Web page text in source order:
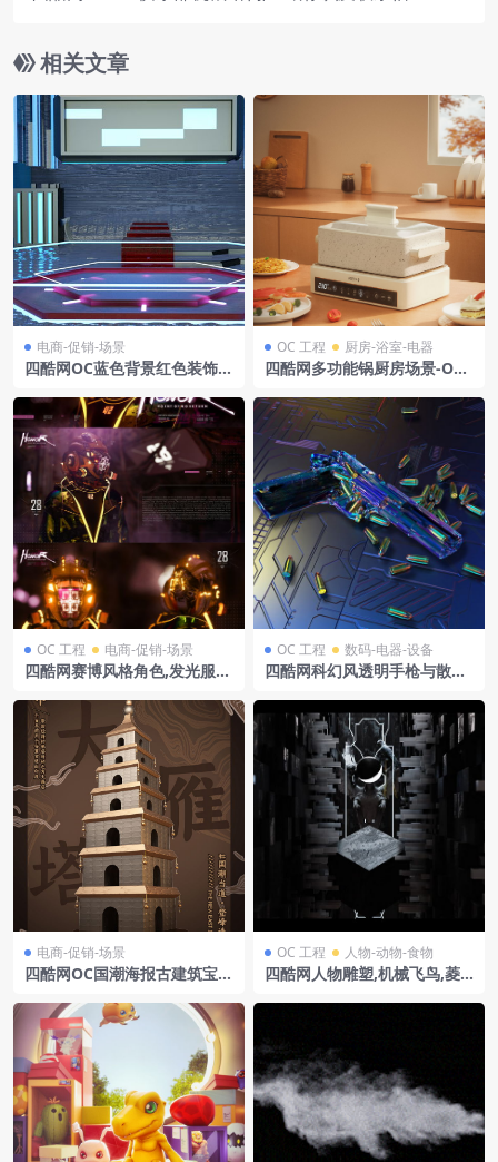
相关文章
电商-促销-场景
四酷网OC蓝色背景红色装饰区
OC 工程 厨房-浴室-电器
四酷网多功能锅厨房场景-OC
OC 工程 电商-促销-场景
四酷网赛博风格角色,发光服
OC 工程 数码-电器-设备
四酷网科幻风透明手枪与散落
电商-促销-场景
四酷网OC国潮海报古建筑宝塔
OC 工程 人物-动物-食物
四酷网人物雕塑,机械飞鸟,菱